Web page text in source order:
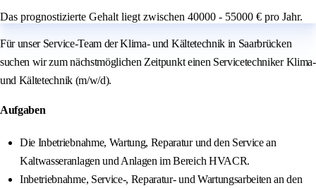
Das prognostizierte Gehalt liegt zwischen 40000 - 55000 € pro Jahr.
Für unser Service-Team der Klima- und Kältetechnik in Saarbrücken
suchen wir zum nächstmöglichen Zeitpunkt einen Servicetechniker Klima-
und Kältetechnik (m/w/d).
Aufgaben
Die Inbetriebnahme, Wartung, Reparatur und den Service an
Kaltwasseranlagen und Anlagen im Bereich HVACR.
Inbetriebnahme, Service-, Reparatur- und Wartungsarbeiten an den